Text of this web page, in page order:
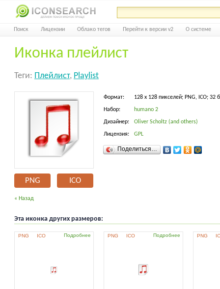
Поиск Лицензии Облако тегов Перейти к версии v2 О системе
Иконка плейлист
Теги: Плейлист, Playlist
PNG ICO
Формат: 128 x 128 пикселей; PNG, ICO; 32
Набор: humano 2
Дизайнер: Oliver Scholtz (and others)
Лицензия: GPL
Поделиться…
« Назад
Эта иконка других размеров:
PNG ICO Подробнее PNG ICO Подробнее PNG